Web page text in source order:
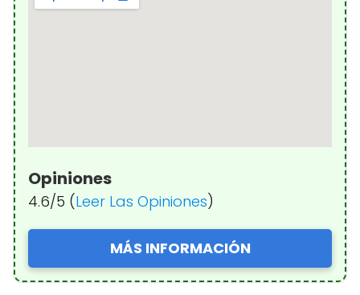
Opiniones
4.6/5 (Leer Las Opiniones)
MÁS INFORMACIÓN